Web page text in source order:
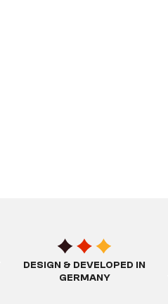
DESIGN & DEVELOPED IN
GERMANY